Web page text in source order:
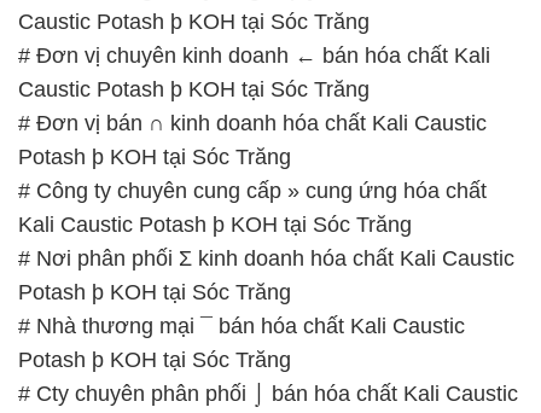
– 028.3756.1835 – 028.3756.1840 –
028.3756.1841- 028.3756.1842
– 0932.660.696 – 0901.326.566 – 0906.387.866 –
0902.765.866
📧 Email: hoachat@dactruongphat.vn
GIỜ LÀM VIỆC TẠI CÔNG TY HÓA CHẤT ĐẮC
TRƯỜNG PHÁT
Thời gian làm việc
tại Hóa Chất Đắc Trường Phát
được tổ chức như sau:
Thứ 2 đến thứ 6: Buổi sáng: từ 8h đến 11h – Buổi